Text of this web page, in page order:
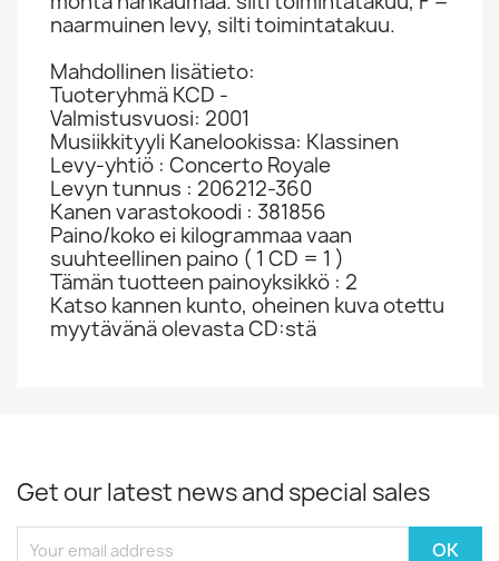
naarmuinen levy, silti toimintatakuu.
Mahdollinen lisätieto:
Tuoteryhmä KCD -
Valmistusvuosi: 2001
Musiikkityyli Kanelookissa: Klassinen
Levy-yhtiö : Concerto Royale
Levyn tunnus : 206212-360
Kanen varastokoodi : 381856
Paino/koko ei kilogrammaa vaan
suuhteellinen paino ( 1 CD = 1 )
Tämän tuotteen painoyksikkö : 2
Katso kannen kunto, oheinen kuva otettu
myytävänä olevasta CD:stä
Get our latest news and special sales